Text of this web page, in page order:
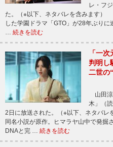
レ・フ
た。（※以下、ネタバレを含みます）
した学園ドラマ「GTO」が28年ぶり
… 続きを読む
「一
判明し
二世の
山田涼
木」（
2日に放送された。（※以下、ネタバ
同名小説が原作。ヒマラヤ山中で発掘
DNAと完 … 続きを読む